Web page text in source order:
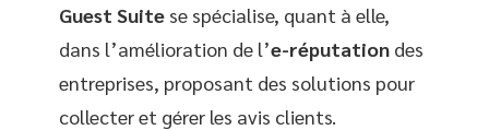
Guest Suite se spécialise, quant à elle,
dans l’amélioration de l’e-réputation des
entreprises, proposant des solutions pour
collecter et gérer les avis clients.